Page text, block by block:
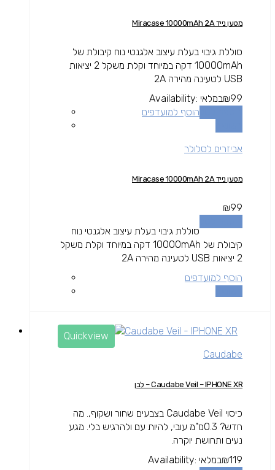
מטען נייד Miracase 10000mAh 2A
סוללת גיבוי בעלת עיצוב אלגנטי נוח קיבולת של
10000mAh דקה במיוחד וקלת משקל 2 יציאות
USB לטעינה מהירה 2A
₪99
Availability: במלאי
הוסף למועדפים
אביזרים לסלולר
מטען נייד Miracase 10000mAh 2A
₪99
סוללת גיבוי בעלת עיצוב אלגנטי נוח
קיבולת של 10000mAh דקה במיוחד וקלת משקל
2 יציאות USB לטעינה מהירה 2A
הוסף למועדפים
Quickview
Caudabe
Caudabe Veil – IPHONE XR – לבן
כיסוי Caudabe Veil בצבעים שחור ושקוף,. מה
חדש? 0.3מ"מ עובי, להיות עם ולהרגיש בלי. מגע
נעים ותחושת יוקרה.
₪119
Availability: במלאי